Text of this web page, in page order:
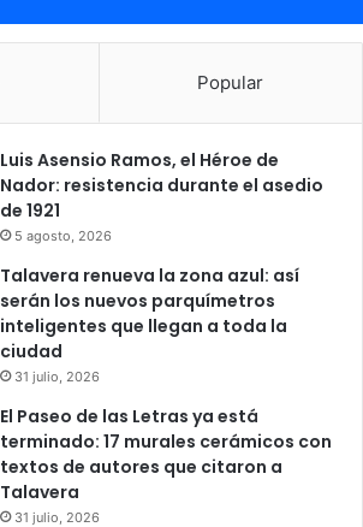
Popular
Luis Asensio Ramos, el Héroe de
Nador: resistencia durante el asedio
de 1921
5 agosto, 2026
Talavera renueva la zona azul: así
serán los nuevos parquímetros
inteligentes que llegan a toda la
ciudad
31 julio, 2026
El Paseo de las Letras ya está
terminado: 17 murales cerámicos con
textos de autores que citaron a
Talavera
31 julio, 2026